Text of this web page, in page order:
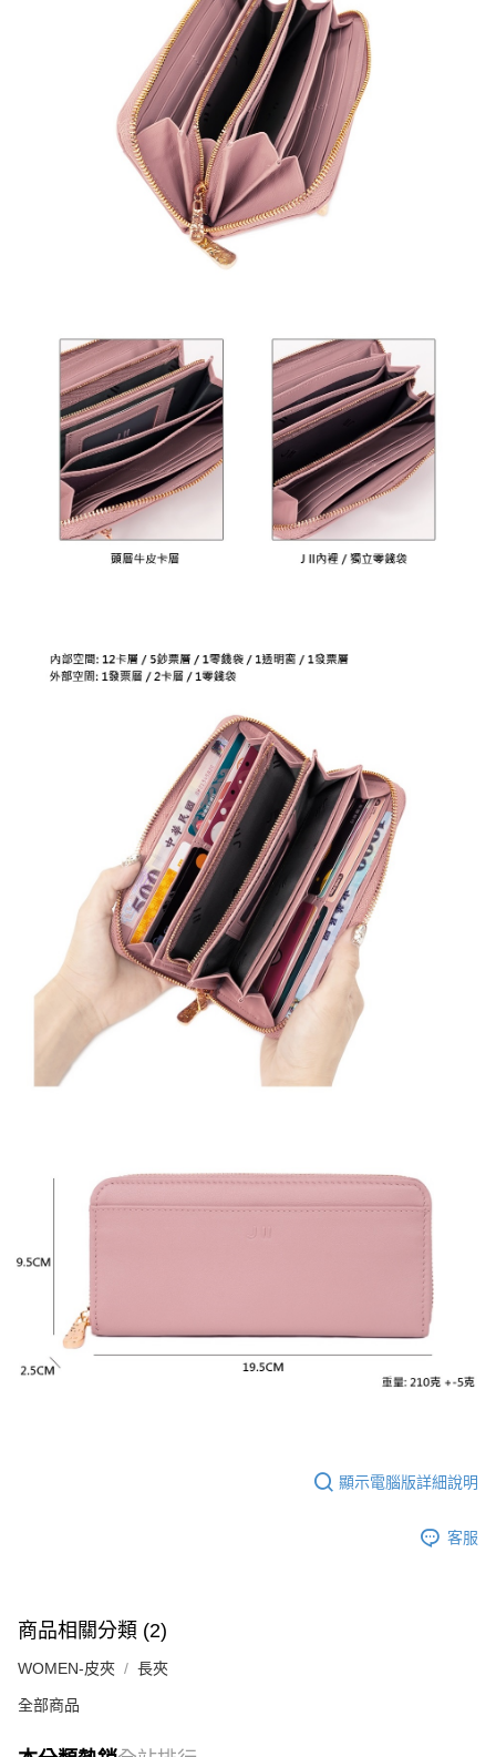
顯示電腦版詳細說明
客服
商品相關分類 (2)
WOMEN-皮夾 長夾
全部商品